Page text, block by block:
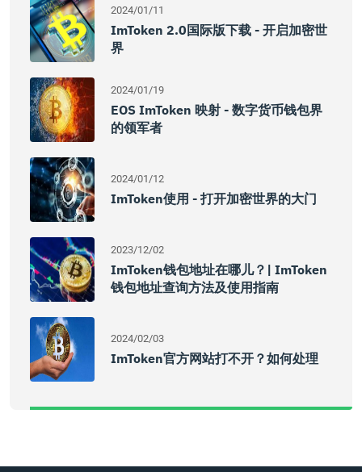
2024/01/11
ImToken 2.0国际版下载 - 开启加密世
界
2024/01/19
EOS ImToken 映射 - 数字货币钱包界
的领军者
2024/01/12
ImToken使用 - 打开加密世界的大门
2023/12/02
ImToken钱包地址在哪儿？| ImToken
钱包地址查询方法及使用指南
2024/02/03
ImToken官方网站打不开？如何处理